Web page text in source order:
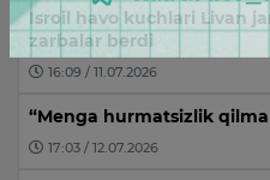
Isroil havo kuchlari Livan
zarbalar berdi
16:09 / 11.07.2026
“Menga hurmatsizlik
17:03 / 12.07.2026